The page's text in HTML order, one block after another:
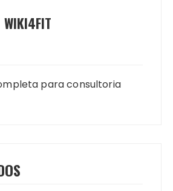
WIKI4FIT
para consultoria